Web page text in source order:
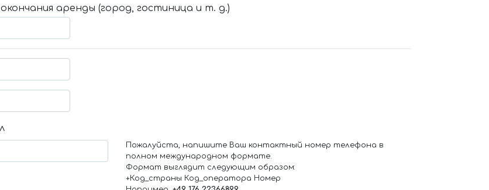
аренды (город, гостиница и т. д.)
Пожалуйста, напишите Ваш контактный номер телефона в
полном международном формате.
Формат выглядит следующим образом:
+Код_страны Код_оператора Номер